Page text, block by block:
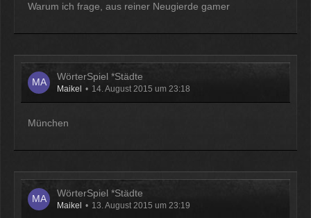
Warum ich frage, aus reiner Neugierde gamer
WörterSpiel *Städte
Maikel 14. August 2015 um 23:18
München
WörterSpiel *Städte
Maikel 13. August 2015 um 23:19